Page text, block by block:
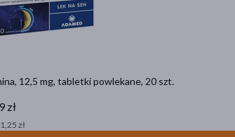
12,5 mg, tabletki powlekane, 20 szt.
zł
zł